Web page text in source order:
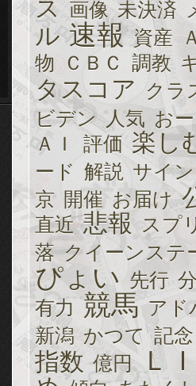
ス 画像 未決済
ル 速報 資産
物
ＣＢＣ 調教
タスコア クラ
ビデン 人気 おー
ＡＩ
評価 楽し
ード 解説 サイン
京 開催 お届け
直近 悲報
スプ
落 クイーンステ
ぴょい 先行
有力 競馬 アド
新潟 かつて 記念
指数 億円 Ｌ